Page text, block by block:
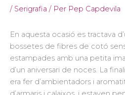
/ Serigrafia / Per Pep Capdevila
En aquesta ocasió es tractava
bossetes de fibres de cotó
estampades amb una petita
d’un aniversari de noces. La
era fer d’ambientadors i